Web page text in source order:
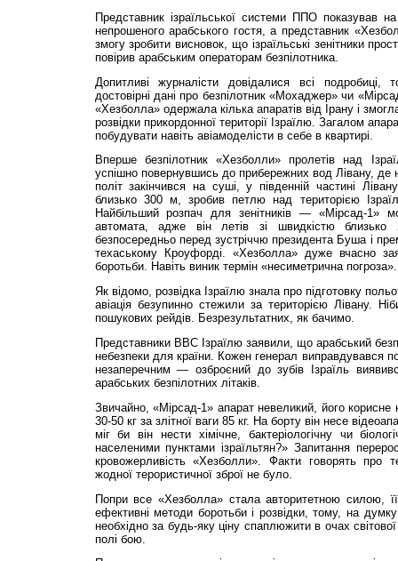
Представник ізраїльської системи ППО показував
непрошеного арабського гостя, а представник
змогу зробити висновок, що ізраїльські зенітники
повірив арабським операторам безпілотника.
Допитливі журналісти довідалися всі
достовірні дані про безпілотник «Мохаджер» чи
«Хезболла» одержала кілька апаратів від Ірану і
розвідки прикордонної території Ізраїлю. Загалом
побудувати навіть авіамоделісти в себе в квартирі.
Вперше безпілотник «Хезболли» пролетів над
успішно повернувшись до прибережних вод Лівану, де
політ закінчився на суші, у південній частині
близько 300 м, зробив петлю над територією
Найбільший розпач для зенітників — «Мірсад-1»
автомата, адже він летів зі швидкістю близько
безпосередньо перед зустріччю президента Буша і
техаському Кроуфорді. «Хезболла» дуже вчасно
боротьби. Навіть виник термін «несиметрична погроза».
Як відомо, розвідка Ізраїлю знала про підготовку
авіація безупинно стежили за територією Лівану.
пошукових рейдів. Безрезультатних, як бачимо.
Представники ВВС Ізраїлю заявили, що арабський
небезпеки для країни. Кожен генерал виправдувався
незаперечним — озброєний до зубів Ізраїль
арабських безпілотних літаків.
Звичайно, «Мірсад-1» апарат невеликий, його
30-50 кг за злітної ваги 85 кг. На борту він несе
міг би він нести хімічне, бактеріологічну чи
населеними пунктами ізраїльтян?» Запитання
кровожерливість «Хезболли». Факти говорять
жодної терористичної зброї не було.
Попри все «Хезболла» стала авторитетною силою,
ефективні методи боротьби і розвідки, тому, на
необхідно за будь-яку ціну спаплюжити в очах
полі бою.